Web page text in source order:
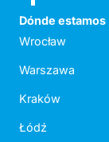
Dónde estamos
Wrocław
Warszawa
Kraków
Łódź